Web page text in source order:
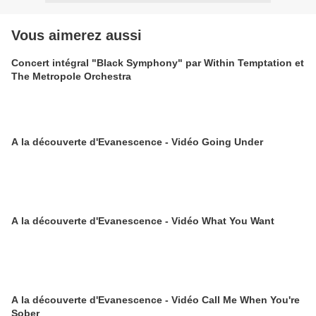
Vous aimerez aussi
Concert intégral "Black Symphony" par Within Temptation et
The Metropole Orchestra
A la découverte d'Evanescence - Vidéo Going Under
A la découverte d'Evanescence - Vidéo What You Want
A la découverte d'Evanescence - Vidéo Call Me When You're
Sober